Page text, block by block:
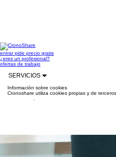
entrarpide precio gratis
¿eres un profesional?
ofertas de trabajo
SERVICIOS
Información sobre cookies
Cronoshare utiliza cookies propias y de